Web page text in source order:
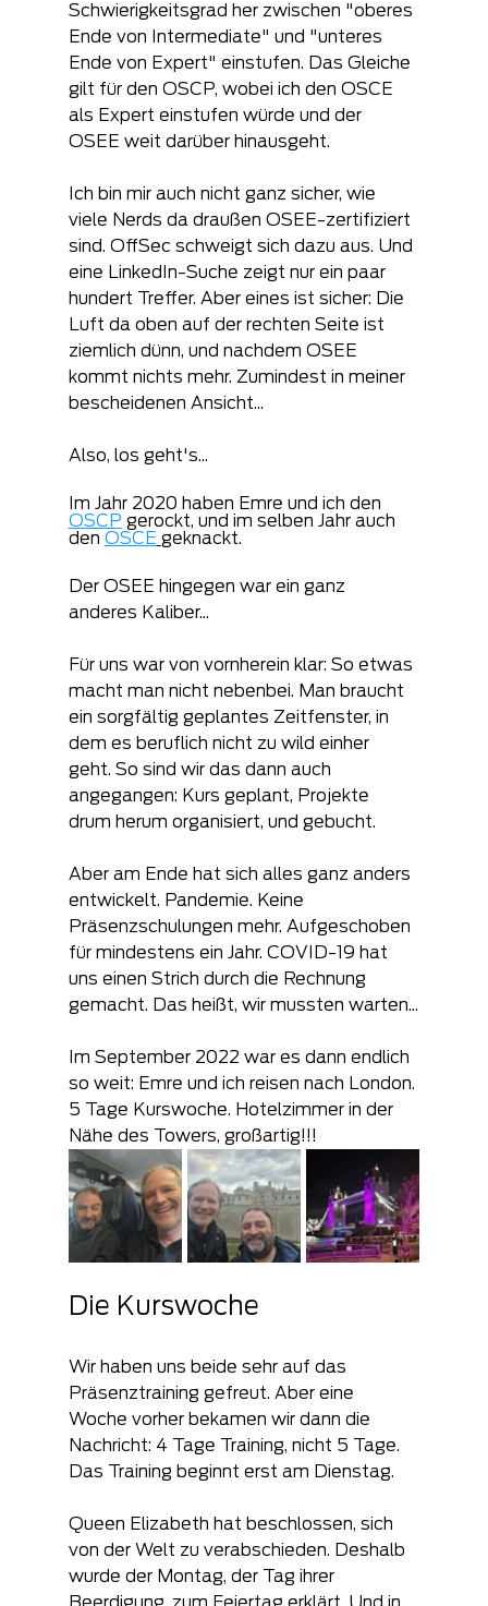
Schwierigkeitsgrad her zwischen "oberes
Ende von Intermediate" und "unteres
Ende von Expert" einstufen. Das Gleiche
gilt für den OSCP, wobei ich den OSCE
als Expert einstufen würde und der
OSEE weit darüber hinausgeht.
Ich bin mir auch nicht ganz sicher, wie
viele Nerds da draußen OSEE-zertifiziert
sind. OffSec schweigt sich dazu aus. Und
eine LinkedIn-Suche zeigt nur ein paar
hundert Treffer. Aber eines ist sicher: Die
Luft da oben auf der rechten Seite ist
ziemlich dünn, und nachdem OSEE
kommt nichts mehr. Zumindest in meiner
bescheidenen Ansicht...
Also, los geht's...
Im Jahr 2020 haben Emre und ich den
OSCP gerockt, und im selben Jahr auch
den OSCE geknackt.
Der OSEE hingegen war ein ganz
anderes Kaliber...
Für uns war von vornherein klar: So etwas
macht man nicht nebenbei. Man braucht
ein sorgfältig geplantes Zeitfenster, in
dem es beruflich nicht zu wild einher
geht. So sind wir das dann auch
angegangen: Kurs geplant, Projekte
drum herum organisiert, und gebucht.
Aber am Ende hat sich alles ganz anders
entwickelt. Pandemie. Keine
Präsenzschulungen mehr. Aufgeschoben
für mindestens ein Jahr. COVID-19 hat
uns einen Strich durch die Rechnung
gemacht. Das heißt, wir mussten warten...
Im September 2022 war es dann endlich
so weit: Emre und ich reisen nach London.
5 Tage Kurswoche. Hotelzimmer in der
Nähe des Towers, großartig!!!
Die Kurswoche
Wir haben uns beide sehr auf das
Präsenztraining gefreut. Aber eine
Woche vorher bekamen wir dann die
Nachricht: 4 Tage Training, nicht 5 Tage.
Das Training beginnt erst am Dienstag.
Queen Elizabeth hat beschlossen, sich
von der Welt zu verabschieden. Deshalb
wurde der Montag, der Tag ihrer
Beerdigung, zum Feiertag erklärt. Und in